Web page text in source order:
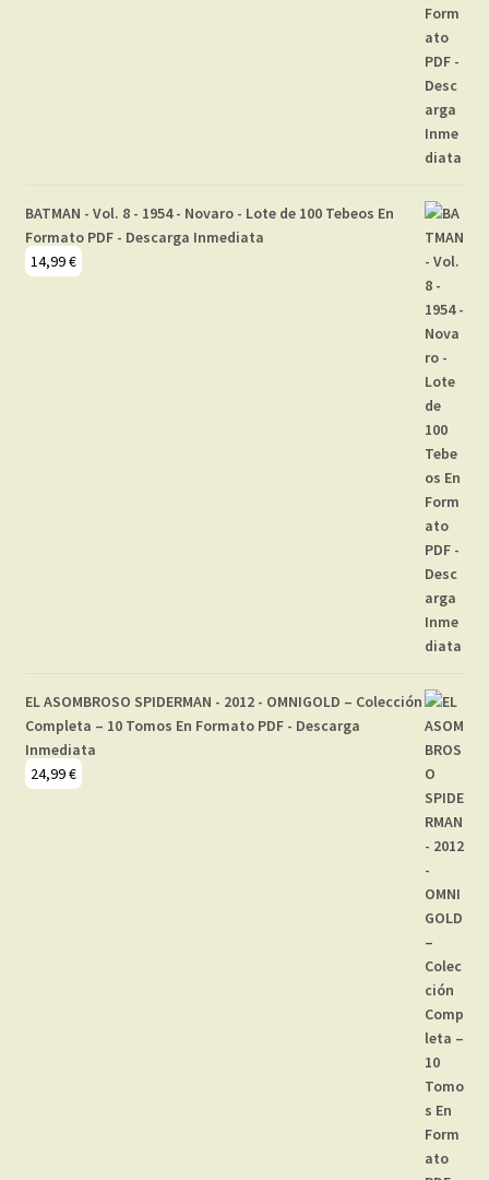
BATMAN - Vol. 8 - 1954 - Novaro - Lote de 100 Tebeos En
Formato PDF - Descarga Inmediata
14,99€
EL ASOMBROSO SPIDERMAN - 2012 - OMNIGOLD – Colección
Completa – 10 Tomos En Formato PDF - Descarga
Inmediata
24,99€